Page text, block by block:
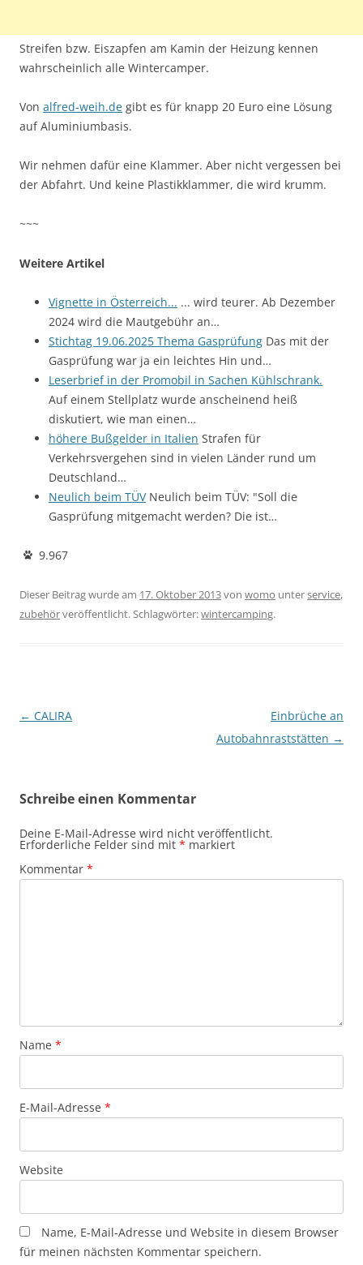
Streifen bzw. Eiszapfen am Kamin der Heizung kennen
wahrscheinlich alle Wintercamper.
Von alfred-weih.de gibt es für knapp 20 Euro eine Lösung
auf Aluminiumbasis.
Wir nehmen dafür eine Klammer. Aber nicht vergessen bei
der Abfahrt. Und keine Plastikklammer, die wird krumm.
~~~
Weitere Artikel
Vignette in Österreich... ... wird teurer. Ab Dezember
2024 wird die Mautgebühr an…
Stichtag 19.06.2025 Thema Gasprüfung Das mit der
Gasprüfung war ja ein leichtes Hin und…
Leserbrief in der Promobil in Sachen Kühlschrank.
Auf einem Stellplatz wurde anscheinend heiß
diskutiert, wie man einen…
höhere Bußgelder in Italien Strafen für
Verkehrsvergehen sind in vielen Länder rund um
Deutschland…
Neulich beim TÜVNeulich beim TÜV: "Soll die
Gasprüfung mitgemacht werden? Die ist…
9.967
Dieser Beitrag wurde am 17. Oktober 2013von womo unterservice,
zubehörveröffentlicht. Schlagwörter:wintercamping.
Beitragsnavigation
← CALIRA
Einbrüche an
Autobahnraststätten →
Schreibe einen Kommentar
Deine E-Mail-Adresse wird nicht veröffentlicht.
Erforderliche Felder sind mit * markiert
Kommentar *
Name *
E-Mail-Adresse *
Website
Name, E-Mail-Adresse und Website in diesem Browser
für meinen nächsten Kommentar speichern.